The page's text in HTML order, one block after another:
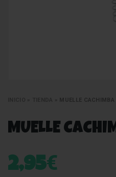
MUELLE CACHIMBA
MUELLE
2,95€